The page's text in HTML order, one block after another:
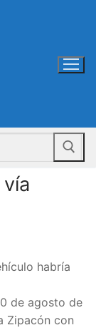
habría
de agosto de
Zipacón con